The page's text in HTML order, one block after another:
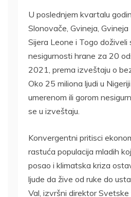
U poslednjem kvartalu
Slonovače, Gvineja, Gvineja
Sijera Leone i Togo doživeli
nesigurnosti hrane za 20
2021, prema izveštaju o
Oko 25 miliona ljudi u
umerenom ili gorom
se u izveštaju.
Konvergentni pritisci
rastuća populacija mladih
posao i klimatska kriza
ljude da žive od ruke do
Val, izvršni direktor